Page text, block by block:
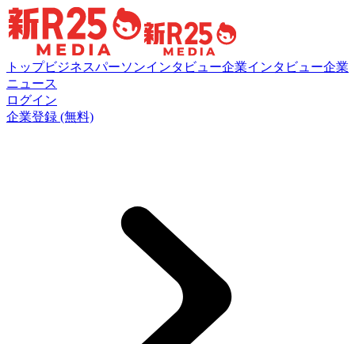
トップビジネスパーソンインタビュー企業インタビュー企業
ニュース
ログイン
企業登録 (無料)